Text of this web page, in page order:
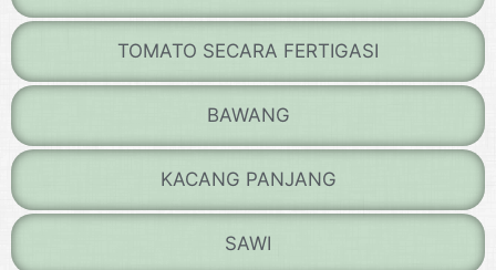
TOMATO SECARA FERTIGASI
BAWANG
KACANG PANJANG
SAWI